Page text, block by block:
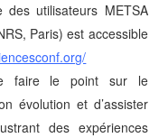
utilisateurs METSA
Paris) est accessible
faire le point sur le
évolution et d’assister
des expériences